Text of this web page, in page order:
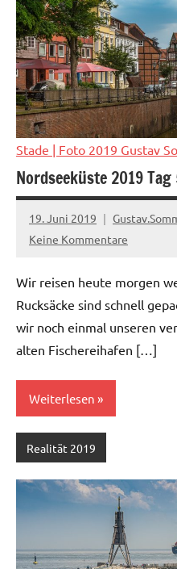
Stade | Foto 2019 Gustav
Nordseeküste 2019 Tag
19. Juni 2019
Keine Kommentare
Wir reisen heute morgen
Rucksäcke sind schnell
wir noch einmal unseren
alten Fischereihafen […]
Weiterlesen
Realität 2019